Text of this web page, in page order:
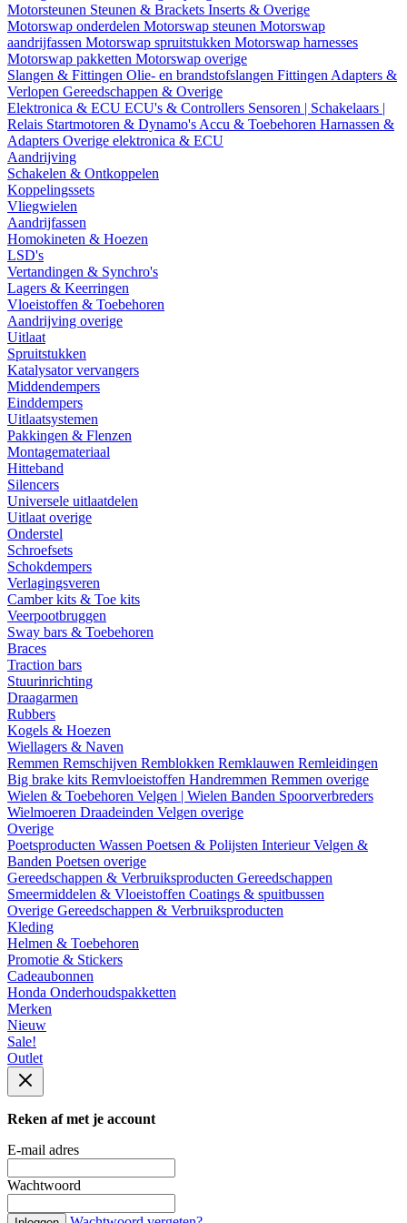
Motorsteunen Steunen & Brackets Inserts & Overige
Motorswap onderdelen Motorswap steunen Motorswap
aandrijfassen Motorswap spruitstukken Motorswap harnesses
Motorswap pakketten Motorswap overige
Slangen & Fittingen Olie- en brandstofslangen Fittingen Adapters &
Verlopen Gereedschappen & Overige
Elektronica & ECU ECU's & Controllers Sensoren | Schakelaars |
Relais Startmotoren & Dynamo's Accu & Toebehoren Harnassen &
Adapters Overige elektronica & ECU
Aandrijving
Schakelen & Ontkoppelen
Koppelingssets
Vliegwielen
Aandrijfassen
Homokineten & Hoezen
LSD's
Vertandingen & Synchro's
Lagers & Keerringen
Vloeistoffen & Toebehoren
Aandrijving overige
Uitlaat
Spruitstukken
Katalysator vervangers
Middendempers
Einddempers
Uitlaatsystemen
Pakkingen & Flenzen
Montagemateriaal
Hitteband
Silencers
Universele uitlaatdelen
Uitlaat overige
Onderstel
Schroefsets
Schokdempers
Verlagingsveren
Camber kits & Toe kits
Veerpootbruggen
Sway bars & Toebehoren
Braces
Traction bars
Stuurinrichting
Draagarmen
Rubbers
Kogels & Hoezen
Wiellagers & Naven
Remmen Remschijven Remblokken Remklauwen Remleidingen
Big brake kits Remvloeistoffen Handremmen Remmen overige
Wielen & Toebehoren Velgen | Wielen Banden Spoorverbreders
Wielmoeren Draadeinden Velgen overige
Overige
Poetsproducten Wassen Poetsen & Polijsten InterieurVelgen &
Banden Poetsen overige
Gereedschappen & Verbruiksproducten Gereedschappen
Smeermiddelen & Vloeistoffen Coatings & spuitbussen
Overige Gereedschappen & Verbruiksproducten
Kleding
Helmen & Toebehoren
Promotie & Stickers
Cadeaubonnen
Honda Onderhoudspakketten
Merken
Nieuw
Sale!
Outlet
Reken af met je account
E-mail adres
Wachtwoord